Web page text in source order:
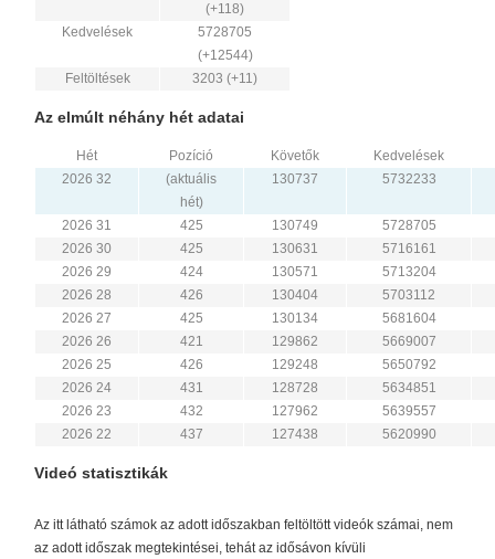
(+118)
Kedvelések
5728705
(+12544)
Feltöltések
3203 (+11)
Az elmúlt néhány hét adatai
Hét Pozíció Követők
Kedvelések
2026 32
(aktuális
hét)
130737 5732233
2026 31 425 130749
5728705
2026 30
425 130631
5716161
2026 29
424 130571
5713204
2026 28
426 130404
5703112
2026 27
425 130134
5681604
2026 26
421 129862
5669007
2026 25
426 129248
5650792
2026 24
431 128728
5634851
2026 23
432 127962
5639557
2026 22
437 127438 5620990
Videó statisztikák
Az itt látható számok az adott időszakban feltöltött videók számai, nem
az adott időszak megtekintései, tehát az idősávon kívüli